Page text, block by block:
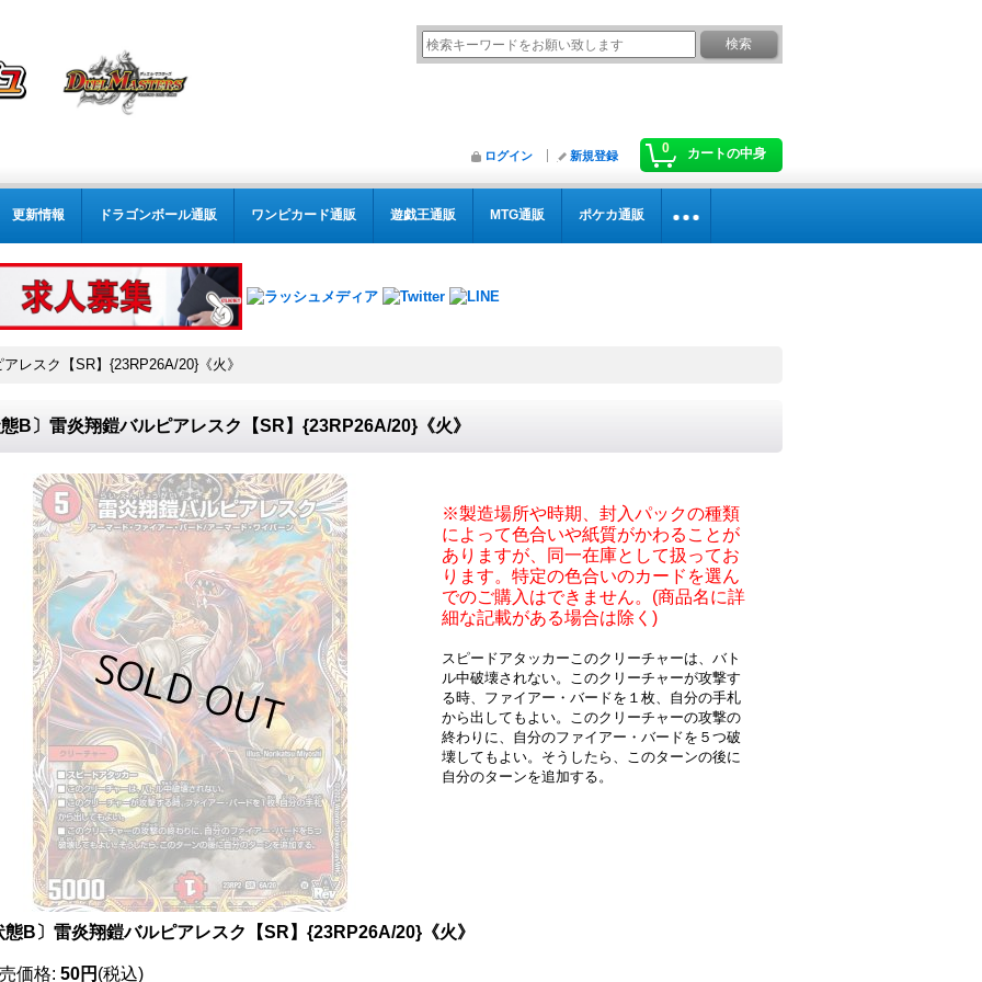
0 カートの中身
ログイン 新規登録
更新情報 ドラゴンボール通販 ワンピカード通販 遊戯王通販 MTG通販 ポケカ通販
レスク【SR】{23RP26A/20}《火》
B〕雷炎翔鎧バルピアレスク【SR】{23RP26A/20}《火》
※製造場所や時期、封入パックの種類
によって色合いや紙質がかわることが
ありますが、同一在庫として扱ってお
ります。特定の色合いのカードを選ん
でのご購入はできません。(商品名に詳
細な記載がある場合は除く)
スピードアタッカーこのクリーチャーは、バト
ル中破壊されない。このクリーチャーが攻撃す
る時、ファイアー・バードを１枚、自分の手札
から出してもよい。このクリーチャーの攻撃の
終わりに、自分のファイアー・バードを５つ破
壊してもよい。そうしたら、このターンの後に
自分のターンを追加する。
態B〕雷炎翔鎧バルピアレスク【SR】{23RP26A/20}《火》
価格: 50円 (税込)